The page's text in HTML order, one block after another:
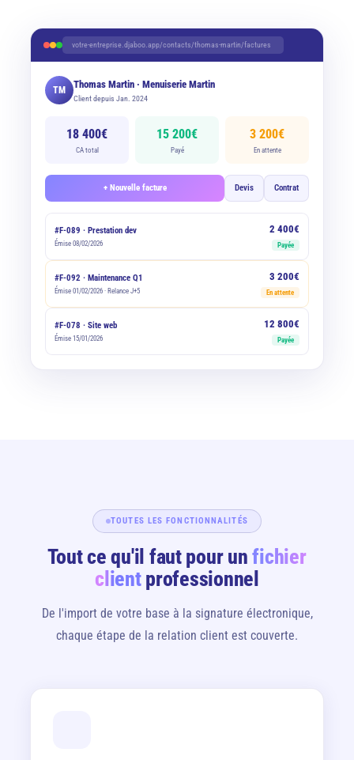
votre-entreprise.djaboo.app/contacts/thomas-martin/factures
TM Thomas Martin · Menuiserie Martin
Client depuis Jan. 2024
18 400€
CA total
15 200€
Payé
3 200€
En attente
+ Nouvelle facture Devis Contrat
#F-089 · Prestation dev
Émise 08/02/2026
2 400€
Payée
#F-092 · Maintenance Q1
Émise 01/02/2026 · Relance J+5
3 200€
En attente
#F-078 · Site web
Émise 15/01/2026
12 800€
Payée
TOUTES LES FONCTIONNALITÉS
Tout ce qu'il faut pour unfichier
clientprofessionnel
De l'import de votre base à la signature électronique,
chaque étape de la relation client est couverte.